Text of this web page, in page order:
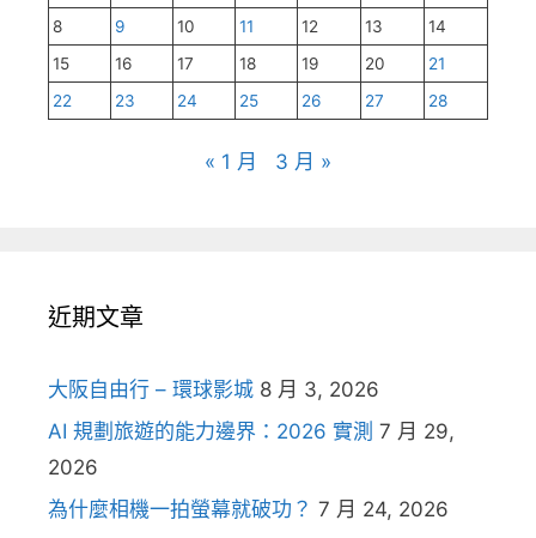
8
9 10 11 12 13
14
15
16 17 18 19 20
21
22
23 24 25 26 27 28
« 1 月 3 月 »
近期文章
大阪自由行 – 環球影城 8 月 3, 2026
AI 規劃旅遊的能力邊界：2026 實測 7 月 29,
2026
為什麼相機一拍螢幕就破功？ 7 月 24, 2026